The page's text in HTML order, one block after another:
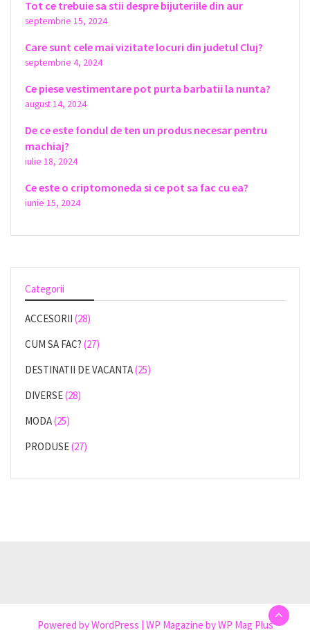
Tot ce trebuie sa stii despre bijuteriile din aur
septembrie 15, 2024
Care sunt cele mai vizitate locuri din judetul Cluj?
septembrie 4, 2024
Ce piese vestimentare pot purta barbatii la nunta?
august 14, 2024
De ce este fondul de ten un produs necesar pentru
machiaj?
iulie 18, 2024
Ce este o criptomoneda si ce pot sa fac cu ea?
iunie 15, 2024
Categorii
ACCESORII (28)
CUM SA FAC? (27)
DESTINATII DE VACANTA(25)
DIVERSE(28)
MODA(25)
PRODUSE(27)
Powered byWordPress | WP Magazine by WP Mag Plus